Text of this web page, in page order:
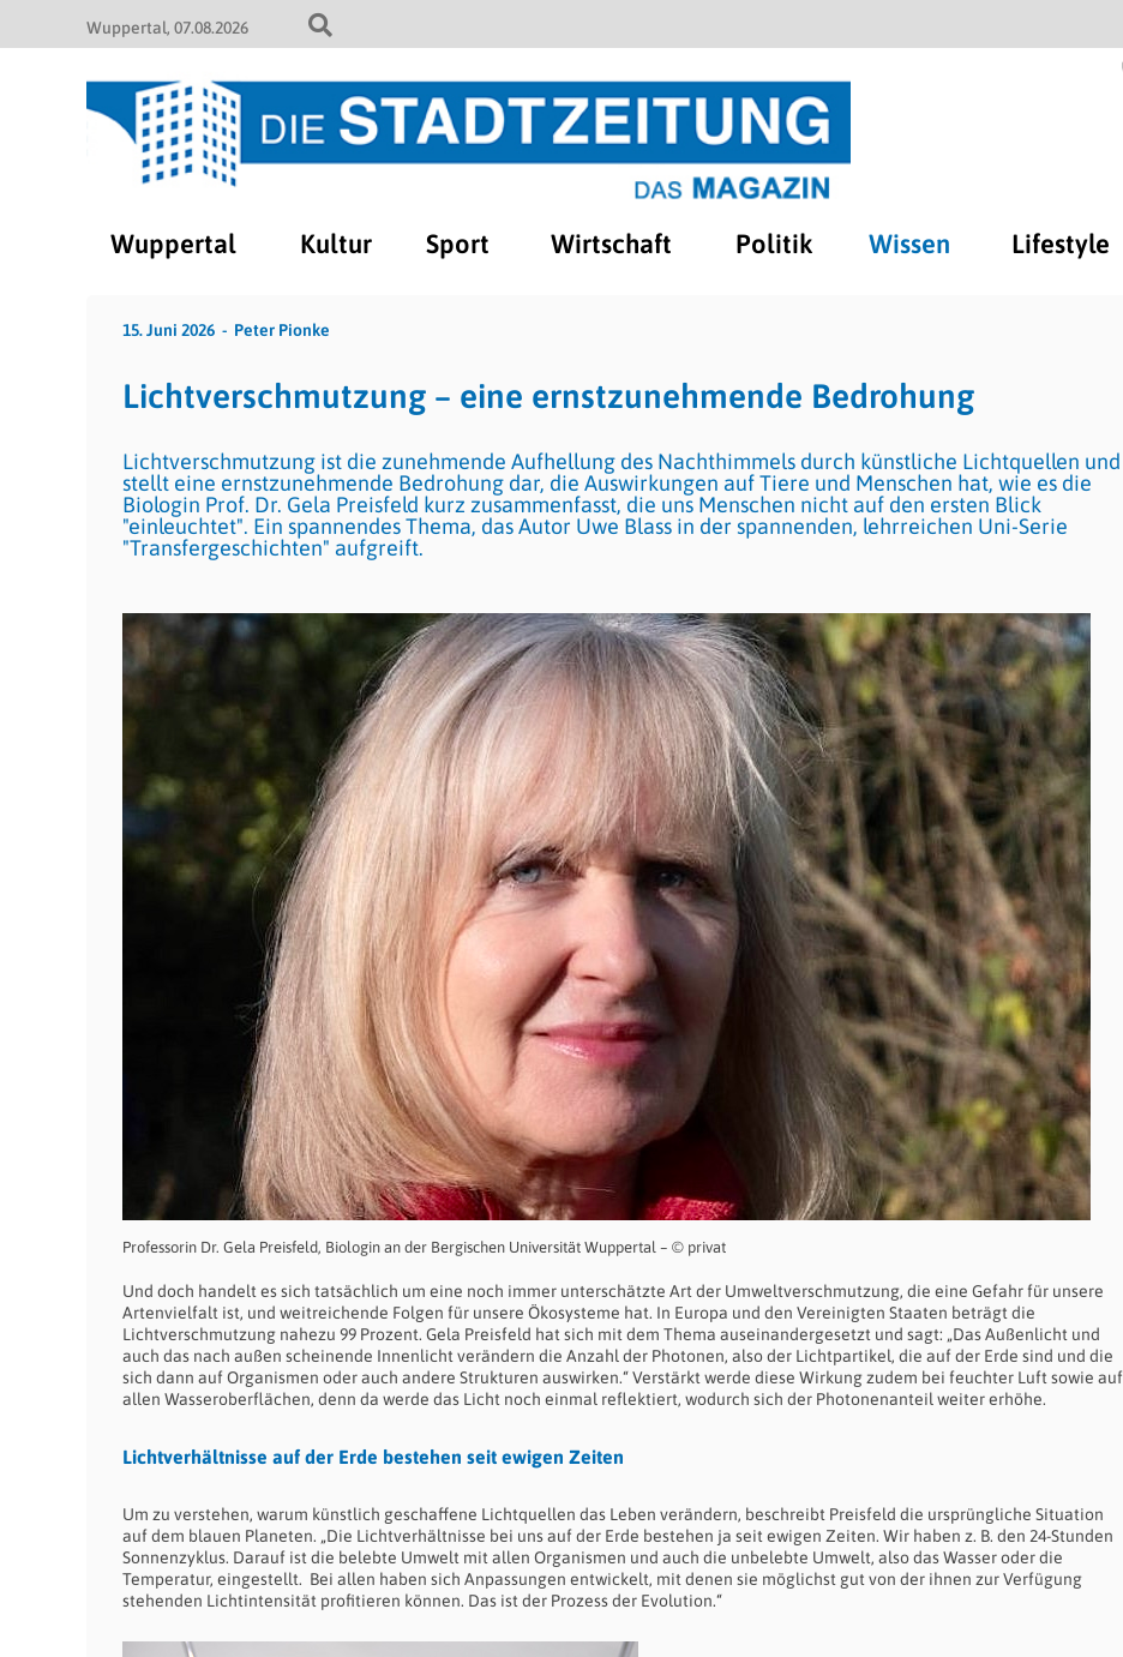
Wuppertal 07.08.2026
Wuppertal Kultur Sport Wirtschaft Politik Wissen Lifestyle
15. Juni 2026 Peter Pionke
Lichtverschmutzung – eine ernstzunehmende Bedrohung
Lichtverschmutzung ist die zunehmende Aufhellung des Nachthimmels durch künstliche Lichtquellen und
stellt eine ernstzunehmende Bedrohung dar, die Auswirkungen auf Tiere und Menschen hat, wie es die
Biologin Prof. Dr. Gela Preisfeld kurz zusammenfasst, die uns Menschen nicht auf den ersten Blick
"einleuchtet". Ein spannendes Thema, das Autor Uwe Blass in der spannenden, lehrreichen Uni-Serie
"Transfergeschichten" aufgreift.
Professorin Dr. Gela Preisfeld, Biologin an der Bergischen Universität Wuppertal – © privat
Und doch handelt es sich tatsächlich um eine noch immer unterschätzte Art der Umweltverschmutzung, die eine Gefahr für unsere
Artenvielfalt ist, und weitreichende Folgen für unsere Ökosysteme hat. In Europa und den Vereinigten Staaten beträgt die
Lichtverschmutzung nahezu 99 Prozent. Gela Preisfeld hat sich mit dem Thema auseinandergesetzt und sagt: „Das Außenlicht und
auch das nach außen scheinende Innenlicht verändern die Anzahl der Photonen, also der Lichtpartikel, die auf der Erde sind und die
sich dann auf Organismen oder auch andere Strukturen auswirken.“ Verstärkt werde diese Wirkung zudem bei feuchter Luft sowie auf
allen Wasseroberflächen, denn da werde das Licht noch einmal reflektiert, wodurch sich der Photonenanteil weiter erhöhe.
Lichtverhältnisse auf der Erde bestehen seit ewigen Zeiten
Um zu verstehen, warum künstlich geschaffene Lichtquellen das Leben verändern, beschreibt Preisfeld die ursprüngliche Situation
auf dem blauen Planeten. „Die Lichtverhältnisse bei uns auf der Erde bestehen ja seit ewigen Zeiten. Wir haben z. B. den 24-Stunden
Sonnenzyklus. Darauf ist die belebte Umwelt mit allen Organismen und auch die unbelebte Umwelt, also das Wasser oder die
Temperatur, eingestellt. Bei allen haben sich Anpassungen entwickelt, mit denen sie möglichst gut von der ihnen zur Verfügung
stehenden Lichtintensität profitieren können. Das ist der Prozess der Evolution.“